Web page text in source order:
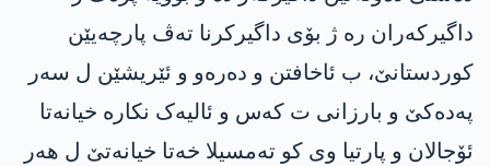
داگیرکەران رە ژ بۆی داگیرکرنا تەڤ پارچەیێن
کوردستانێ، ب ئاخافتن و دەرەو و ئێریشێن ل سەر
پەدەکێ و بارزانی ت کەس و ئالیەک نکارە خیانەتا
ئۆجالان و پارتیا وی کو تەمسیلا خەتا خیانەتێ ل هەر